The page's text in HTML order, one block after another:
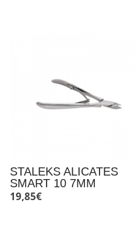
STALEKS ALICATES
SMART 10 7MM
19,85€